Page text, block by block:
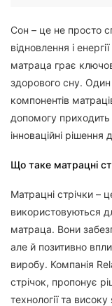
Сон – це не просто
відновлення і
матраца грає
здорового сну.
компонентів
допомогу
інноваційні
Що таке матрацні
Матрацні стрічки –
використовуються
матраца. Вони
але й позитивно
виробу. Компанія
стрічок, пропонує
технології та високу